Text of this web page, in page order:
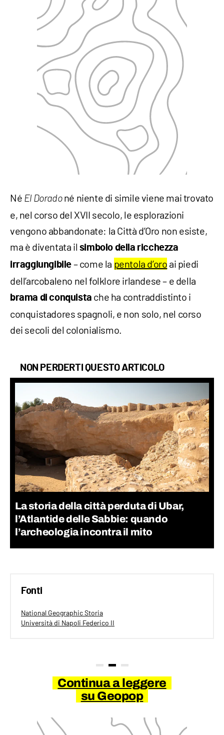
Né El Doradoné niente di simile viene mai trovato
e, nel corso del XVII secolo, le esplorazioni
vengono abbandonate: la Città d’Oro non esiste,
ma è diventata il simbolo della ricchezza
irraggiungibile – come la pentola d’oro ai piedi
dell’arcobaleno nel folklore irlandese – e della
brama di conquista che ha contraddistinto i
conquistadores spagnoli, e non solo, nel corso
dei secoli del colonialismo.
NON PERDERTI QUESTO ARTICOLO
La storia della città perduta di Ubar,
l’Atlantide delle Sabbie: quando
l’archeologia incontra il mito
Fonti
National Geographic Storia
Università di Napoli Federico II
Continua a leggere
su Geopop